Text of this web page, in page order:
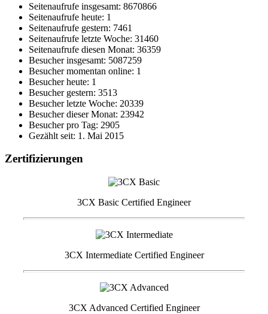
Seitenaufrufe insgesamt: 8670866
Seitenaufrufe heute: 1
Seitenaufrufe gestern: 7461
Seitenaufrufe letzte Woche: 31460
Seitenaufrufe diesen Monat: 36359
Besucher insgesamt: 5087259
Besucher momentan online: 1
Besucher heute: 1
Besucher gestern: 3513
Besucher letzte Woche: 20339
Besucher dieser Monat: 23942
Besucher pro Tag: 2905
Gezählt seit: 1. Mai 2015
Zertifizierungen
3CX Basic Certified Engineer
3CX Intermediate Certified Engineer
3CX Advanced Certified Engineer